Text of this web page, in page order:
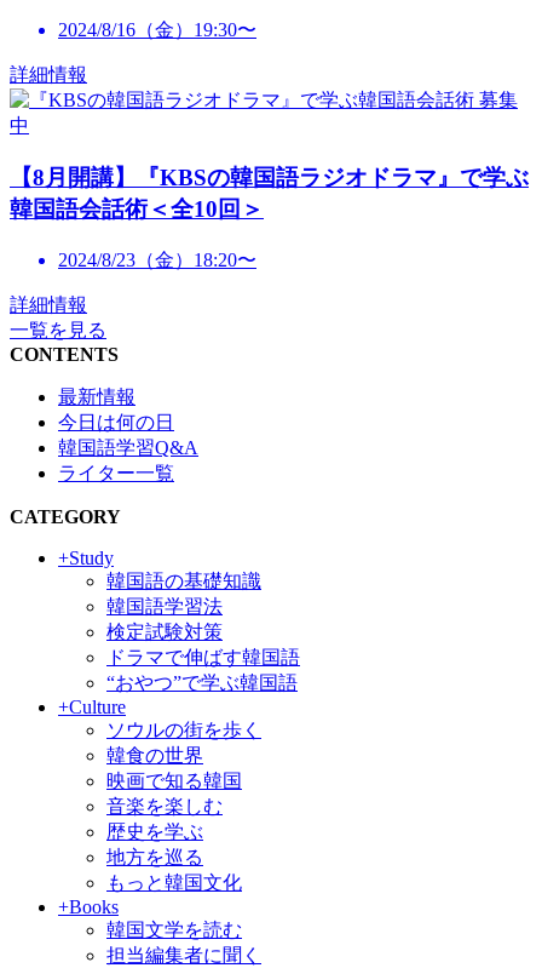
2024/8/16（金）19:30〜
詳細情報
募集
中
【8月開講】『KBSの韓国語ラジオドラマ』で学ぶ
韓国語会話術＜全10回＞
2024/8/23（金）18:20〜
詳細情報
一覧を見る
CONTENTS
最新情報
今日は何の日
韓国語学習Q&A
ライター一覧
CATEGORY
+Study
韓国語の基礎知識
韓国語学習法
検定試験対策
ドラマで伸ばす韓国語
“おやつ”で学ぶ韓国語
+Culture
ソウルの街を歩く
韓食の世界
映画で知る韓国
音楽を楽しむ
歴史を学ぶ
地方を巡る
もっと韓国文化
+Books
韓国文学を読む
担当編集者に聞く